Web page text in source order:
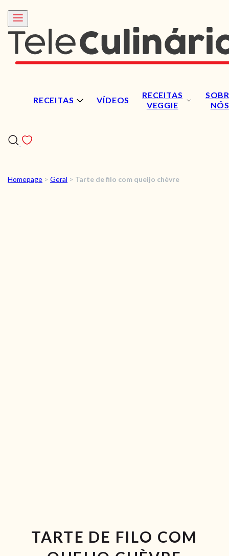
RECEITAS VÍDEOS
RECEITAS
VEGGIE
NÓS
RECEITAS
Homepage > Geral > Tarte de filo com queijo chèvre
TARTE DE FILO COM